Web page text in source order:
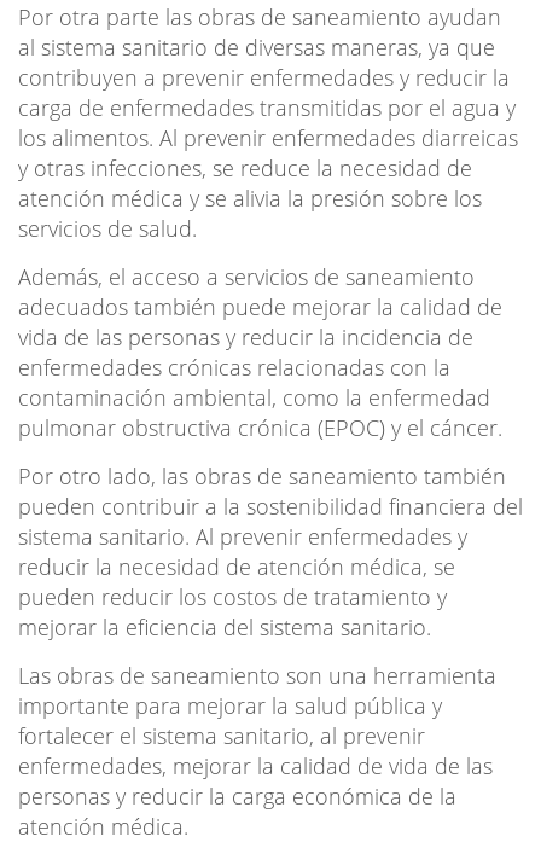
Por otra parte las obras de saneamiento ayudan
al sistema sanitario de diversas maneras, ya que
contribuyen a prevenir enfermedades y reducir la
carga de enfermedades transmitidas por el agua y
los alimentos. Al prevenir enfermedades diarreicas
y otras infecciones, se reduce la necesidad de
atención médica y se alivia la presión sobre los
servicios de salud.
Además, el acceso a servicios de saneamiento
adecuados también puede mejorar la calidad de
vida de las personas y reducir la incidencia de
enfermedades crónicas relacionadas con la
contaminación ambiental, como la enfermedad
pulmonar obstructiva crónica (EPOC) y el cáncer.
Por otro lado, las obras de saneamiento también
pueden contribuir a la sostenibilidad financiera del
sistema sanitario. Al prevenir enfermedades y
reducir la necesidad de atención médica, se
pueden reducir los costos de tratamiento y
mejorar la eficiencia del sistema sanitario.
Las obras de saneamiento son una herramienta
importante para mejorar la salud pública y
fortalecer el sistema sanitario, al prevenir
enfermedades, mejorar la calidad de vida de las
personas y reducir la carga económica de la
atención médica.